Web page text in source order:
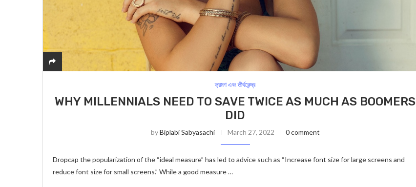
ভ্রমণ এবং তীর্থকেন্দ্র
WHY MILLENNIALS NEED TO SAVE TWICE AS MUCH AS BOOMERS
DID
byBiplabi Sabyasachi March 27, 2022 0 comment
Dropcap the popularization of the “ideal measure” has led to advice such as “Increase font size for large screens and
reduce font size for small screens.” While a good measure …